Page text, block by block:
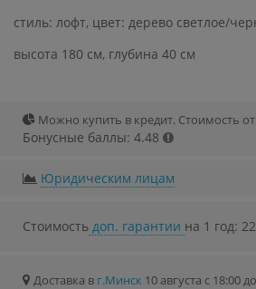
стиль: лофт, цвет: дерево светлое/
высота 180 см, глубина 40 см
Можно купить в кредит. Стоимость
Бонусные баллы: 4.48
Юридическим лицам
Стоимость доп. гарантии на 1 год:
Доставка в г.Минск 10 августа с 18:00